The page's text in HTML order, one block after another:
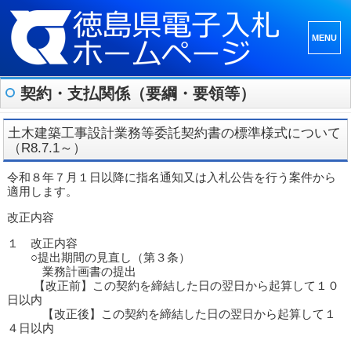
ーとウ
契約・支払関係（要綱・要領等）
土木建築工事設計業務等委託契約書の標準様式について
（R8.7.1～）
令和８年７月１日以降に指名通知又は入札公告を行う案件から
適用します。
改正内容
１ 改正内容
○提出期間の見直し（第３条）
業務計画書の提出
【改正前】この契約を締結した日の翌日から起算して１０
日以内
【改正後】この契約を締結した日の翌日から起算して１
４日以内